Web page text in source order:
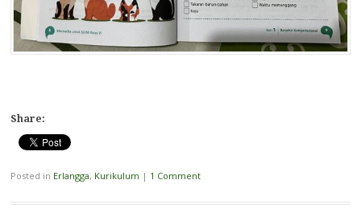
Share:
Posted in Erlangga, Kurikulum | 1 Comment